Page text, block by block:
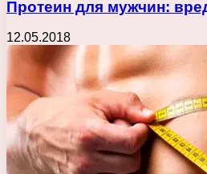
Протеин для мужчин:
12.05.2018